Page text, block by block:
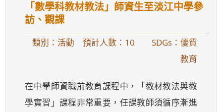
「數學科教材教法」師資生至淡江中學參
訪、觀課
類別：活動 預計人數：10
SDGs：優質
教育
在中學師資職前教育課程中，「教材教法與教
學實習」課程非常重要，任課教師須循序漸進